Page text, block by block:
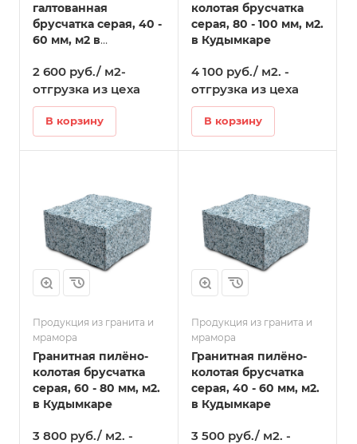
галтованная
брусчатка серая, 40 -
60 мм, м2 в
2 600 руб./ м2-
отгрузка из цеха
В корзину
колотая брусчатка
серая, 80 - 100 мм, м2.
в Кудымкаре
4 100 руб./ м2. -
отгрузка из цеха
В корзину
Продукция из гранита и
мрамора
Гранитная пилёно-
колотая брусчатка
серая, 60 - 80 мм, м2.
в Кудымкаре
3 800 руб./ м2. -
Продукция из гранита и
мрамора
Гранитная пилёно-
колотая брусчатка
серая, 40 - 60 мм, м2.
в Кудымкаре
3 500 руб./ м2. -